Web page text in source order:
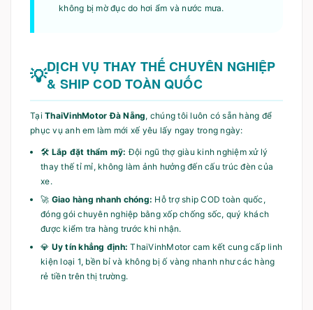
không bị mờ đục do hơi ẩm và nước mưa.
DỊCH VỤ THAY THẾ CHUYÊN NGHIỆP
& SHIP COD TOÀN QUỐC
Tại ThaiVinhMotor Đà Nẵng, chúng tôi luôn có sẵn hàng để
phục vụ anh em làm mới xế yêu lấy ngay trong ngày:
🛠️ Lắp đặt thẩm mỹ: Đội ngũ thợ giàu kinh nghiệm xử lý
thay thế tỉ mỉ, không làm ảnh hưởng đến cấu trúc đèn của
xe.
🚀 Giao hàng nhanh chóng: Hỗ trợ ship COD toàn quốc,
đóng gói chuyên nghiệp bằng xốp chống sốc, quý khách
được kiểm tra hàng trước khi nhận.
💎 Uy tín khẳng định: ThaiVinhMotor cam kết cung cấp linh
kiện loại 1, bền bỉ và không bị ố vàng nhanh như các hàng
rẻ tiền trên thị trường.